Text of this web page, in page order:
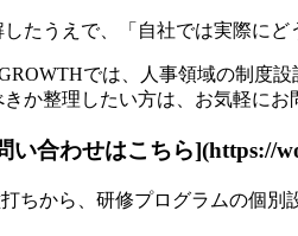
たうえで、「自社では実際に
では、人事領域の制度
か整理したい方は、お気軽にお
い合わせはこちら](https://
ちから、研修プログラムの個別